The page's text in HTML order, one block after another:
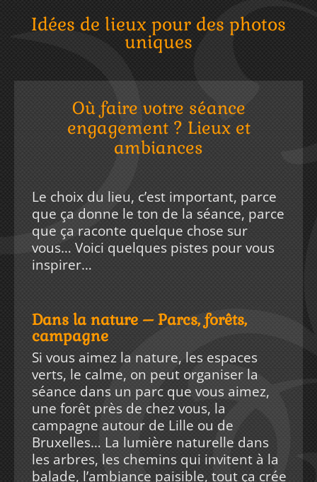
Idées de lieux pour des photos
uniques
Où faire votre séance
engagement ? Lieux et
ambiances
Le choix du lieu, c’est important, parce
que ça donne le ton de la séance, parce
que ça raconte quelque chose sur
vous… Voici quelques pistes pour vous
inspirer…
Dans la nature – Parcs, forêts,
campagne
Si vous aimez la nature, les espaces
verts, le calme, on peut organiser la
séance dans un parc que vous aimez,
une forêt près de chez vous, la
campagne autour de Lille ou de
Bruxelles… La lumière naturelle dans
les arbres, les chemins qui invitent à la
balade, l’ambiance paisible, tout ça crée